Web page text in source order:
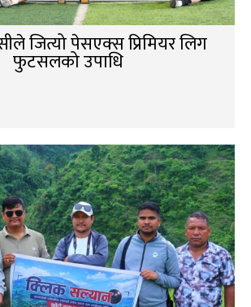
जित्यो पेसएक्स प्रिमियर लिग
फुटसलको उपाधि